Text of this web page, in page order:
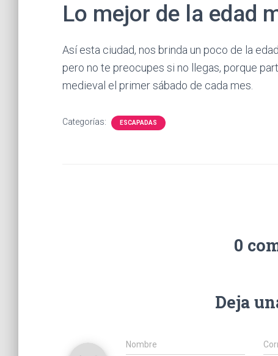
Lo mejor de la edad
Así esta ciudad, nos brinda un poco de la
pero no te preocupes si no llegas, porque
medieval el primer sábado de cada mes.
Categorías: ESCAPADAS
0
Deja
Nombre